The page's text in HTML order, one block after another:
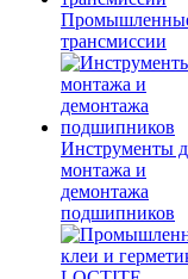
трансмиссии
Инструменты
монтажа и
демонтажа
подшипников